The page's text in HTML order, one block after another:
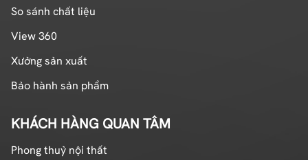
So sánh chất liệu
View 360
Xưởng sản xuất
Bảo hành sản phẩm
KHÁCH HÀNG QUAN TÂM
Phong thuỷ nội thất